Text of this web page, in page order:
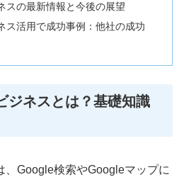
スの最新情報と今後の展望
ス活用で成功事例：他社の成功
ジネスとは？基礎知識
、Google検索やGoogleマップに